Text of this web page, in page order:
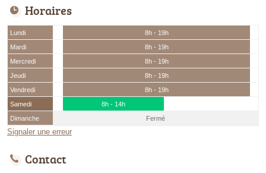
Horaires
Lundi
8h - 19h
Mardi
8h - 19h
Mercredi
8h - 19h
Jeudi
8h - 19h
Vendredi
8h - 19h
Samedi
8h - 14h
Dimanche
Fermé
Signaler une erreur
Contact